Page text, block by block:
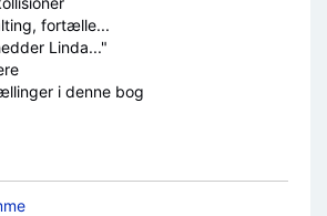
fortælle...
Linda..."
i denne bog